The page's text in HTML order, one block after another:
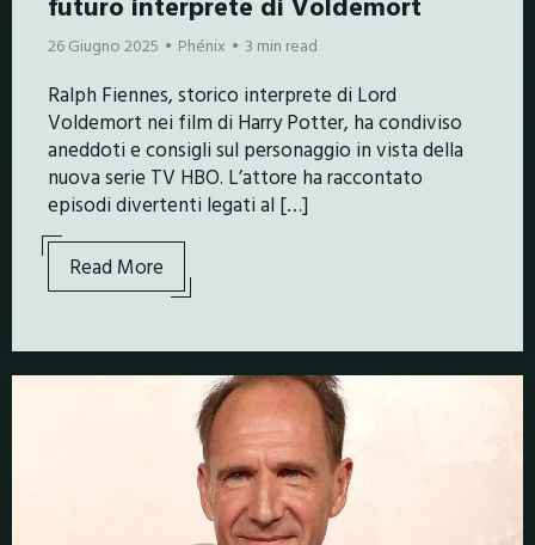
26 Giugno 2025 Phénix 3 min read
Ralph Fiennes, storico interprete di Lord
Voldemort nei film di Harry Potter, ha condiviso
aneddoti e consigli sul personaggio in vista della
nuova serie TV HBO. L’attore ha raccontato
episodi divertenti legati al […]
Read More